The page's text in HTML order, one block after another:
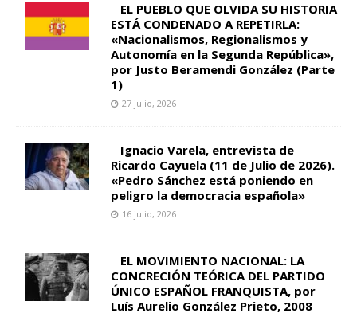
EL PUEBLO QUE OLVIDA SU HISTORIA
ESTÁ CONDENADO A REPETIRLA:
«Nacionalismos, Regionalismos y
Autonomía en la Segunda República»,
por Justo Beramendi González (Parte
1)
27 julio, 2026
Ignacio Varela, entrevista de
Ricardo Cayuela (11 de Julio de 2026).
«Pedro Sánchez está poniendo en
peligro la democracia española»
16 julio, 2026
EL MOVIMIENTO NACIONAL: LA
CONCRECIÓN TEÓRICA DEL PARTIDO
ÚNICO ESPAÑOL FRANQUISTA, por
Luís Aurelio González Prieto, 2008